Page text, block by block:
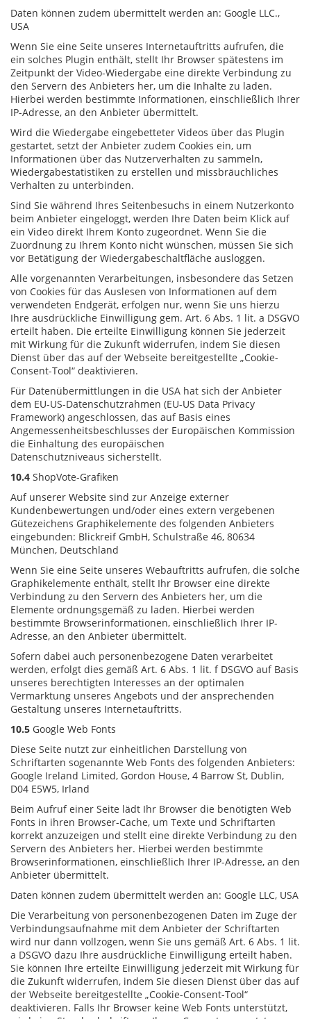
Daten können zudem übermittelt werden an: Google LLC.,
USA
Wenn Sie eine Seite unseres Internetauftritts aufrufen, die
ein solches Plugin enthält, stellt Ihr Browser spätestens im
Zeitpunkt der Video-Wiedergabe eine direkte Verbindung zu
den Servern des Anbieters her, um die Inhalte zu laden.
Hierbei werden bestimmte Informationen, einschließlich Ihrer
IP-Adresse, an den Anbieter übermittelt.
Wird die Wiedergabe eingebetteter Videos über das Plugin
gestartet, setzt der Anbieter zudem Cookies ein, um
Informationen über das Nutzerverhalten zu sammeln,
Wiedergabestatistiken zu erstellen und missbräuchliches
Verhalten zu unterbinden.
Sind Sie während Ihres Seitenbesuchs in einem Nutzerkonto
beim Anbieter eingeloggt, werden Ihre Daten beim Klick auf
ein Video direkt Ihrem Konto zugeordnet. Wenn Sie die
Zuordnung zu Ihrem Konto nicht wünschen, müssen Sie sich
vor Betätigung der Wiedergabeschaltfläche ausloggen.
Alle vorgenannten Verarbeitungen, insbesondere das Setzen
von Cookies für das Auslesen von Informationen auf dem
verwendeten Endgerät, erfolgen nur, wenn Sie uns hierzu
Ihre ausdrückliche Einwilligung gem. Art. 6 Abs. 1 lit. a DSGVO
erteilt haben. Die erteilte Einwilligung können Sie jederzeit
mit Wirkung für die Zukunft widerrufen, indem Sie diesen
Dienst über das auf der Webseite bereitgestellte „Cookie-
Consent-Tool“ deaktivieren.
Für Datenübermittlungen in die USA hat sich der Anbieter
dem EU-US-Datenschutzrahmen (EU-US Data Privacy
Framework) angeschlossen, das auf Basis eines
Angemessenheitsbeschlusses der Europäischen Kommission
die Einhaltung des europäischen
Datenschutzniveaus sicherstellt.
10.4 ShopVote-Grafiken
Auf unserer Website sind zur Anzeige externer
Kundenbewertungen und/oder eines extern vergebenen
Gütezeichens Graphikelemente des folgenden Anbieters
eingebunden: Blickreif GmbH, Schulstraße 46, 80634
München, Deutschland
Wenn Sie eine Seite unseres Webauftritts aufrufen, die solche
Graphikelemente enthält, stellt Ihr Browser eine direkte
Verbindung zu den Servern des Anbieters her, um die
Elemente ordnungsgemäß zu laden. Hierbei werden
bestimmte Browserinformationen, einschließlich Ihrer IP-
Adresse, an den Anbieter übermittelt.
Sofern dabei auch personenbezogene Daten verarbeitet
werden, erfolgt dies gemäß Art. 6 Abs. 1 lit. f DSGVO auf Basis
unseres berechtigten Interesses an der optimalen
Vermarktung unseres Angebots und der ansprechenden
Gestaltung unseres Internetauftritts.
10.5 Google Web Fonts
Diese Seite nutzt zur einheitlichen Darstellung von
Schriftarten sogenannte Web Fonts des folgenden Anbieters:
Google Ireland Limited, Gordon House, 4 Barrow St, Dublin,
D04 E5W5, Irland
Beim Aufruf einer Seite lädt Ihr Browser die benötigten Web
Fonts in ihren Browser-Cache, um Texte und Schriftarten
korrekt anzuzeigen und stellt eine direkte Verbindung zu den
Servern des Anbieters her. Hierbei werden bestimmte
Browserinformationen, einschließlich Ihrer IP-Adresse, an den
Anbieter übermittelt.
Daten können zudem übermittelt werden an: Google LLC, USA
Die Verarbeitung von personenbezogenen Daten im Zuge der
Verbindungsaufnahme mit dem Anbieter der Schriftarten
wird nur dann vollzogen, wenn Sie uns gemäß Art. 6 Abs. 1 lit.
a DSGVO dazu Ihre ausdrückliche Einwilligung erteilt haben.
Sie können Ihre erteilte Einwilligung jederzeit mit Wirkung für
die Zukunft widerrufen, indem Sie diesen Dienst über das auf
der Webseite bereitgestellte „Cookie-Consent-Tool“
deaktivieren. Falls Ihr Browser keine Web Fonts unterstützt,